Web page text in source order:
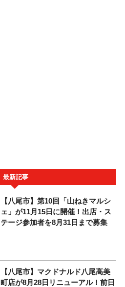
最新記事
【八尾市】第10回「山ねきマルシ
ェ」が11月15日に開催！出店・ス
テージ参加者を8月31日まで募集
【八尾市】マクドナルド八尾高美
町店が8月28日リニューアル！前日